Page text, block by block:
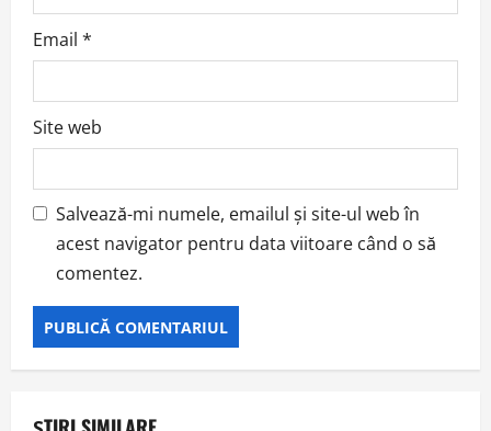
Email *
Site web
Salvează-mi numele, emailul și site-ul web în
acest navigator pentru data viitoare când o să
comentez.